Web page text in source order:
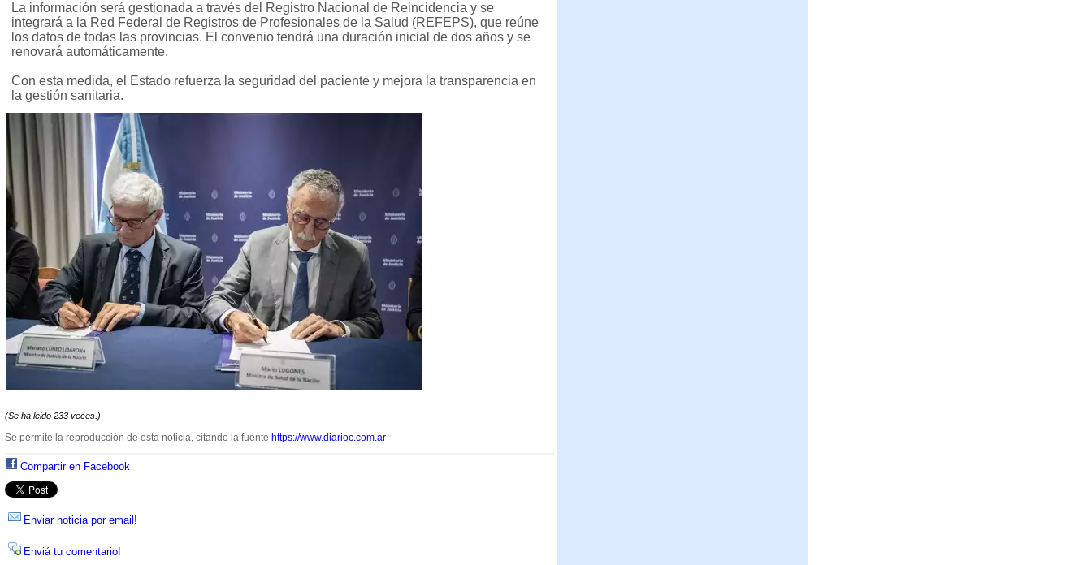
La información será gestionada a través del Registro Nacional de Reincidencia y se
integrará a la Red Federal de Registros de Profesionales de la Salud (REFEPS), que reúne
los datos de todas las provincias. El convenio tendrá una duración inicial de dos años y se
renovará automáticamente.
Con esta medida, el Estado refuerza la seguridad del paciente y mejora la transparencia en
la gestión sanitaria.
(Se ha leido 233 veces.)
Se permite la reproducción de esta noticia, citando la fuente https://www.diarioc.com.ar
Compartir en Facebook
Enviar noticia por email!
Enviá tu comentario!